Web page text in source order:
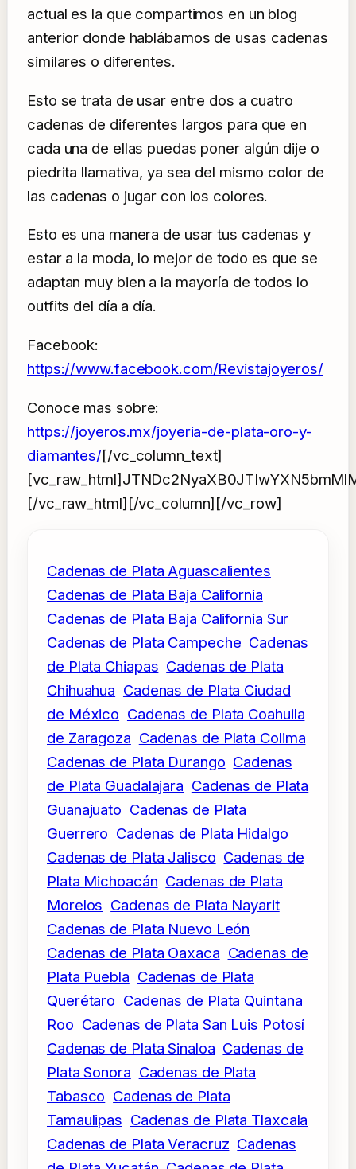
actual es la que compartimos en un blog
anterior donde hablábamos de usas cadenas
similares o diferentes.
Esto se trata de usar entre dos a cuatro
cadenas de diferentes largos para que en
cada una de ellas puedas poner algún dije o
piedrita llamativa, ya sea del mismo color de
las cadenas o jugar con los colores.
Esto es una manera de usar tus cadenas y
estar a la moda, lo mejor de todo es que se
adaptan muy bien a la mayoría de todos lo
outfits del día a día.
Facebook:
https://www.facebook.com/Revistajoyeros/
Conoce mas sobre:
https://joyeros.mx/joyeria-de-plata-oro-y-
diamantes/[/vc_column_text]
[/vc_raw_html][/vc_column][/vc_row]
Cadenas de Plata Aguascalientes
Cadenas de Plata Baja California
Cadenas de Plata Baja California Sur
Cadenas de Plata Campeche Cadenas
de Plata Chiapas Cadenas de Plata
Chihuahua Cadenas de Plata Ciudad
de México Cadenas de Plata Coahuila
de Zaragoza Cadenas de Plata Colima
Cadenas de Plata Durango Cadenas
de Plata Guadalajara Cadenas de Plata
Guanajuato Cadenas de Plata
Guerrero Cadenas de Plata Hidalgo
Cadenas de Plata Jalisco Cadenas de
Plata Michoacán Cadenas de Plata
Morelos Cadenas de Plata Nayarit
Cadenas de Plata Nuevo León
Cadenas de Plata Oaxaca Cadenas de
Plata Puebla Cadenas de Plata
Querétaro Cadenas de Plata Quintana
Roo Cadenas de Plata San Luis Potosí
Cadenas de Plata Sinaloa Cadenas de
Plata Sonora Cadenas de Plata
Tabasco Cadenas de Plata
Tamaulipas Cadenas de Plata Tlaxcala
Cadenas de Plata Veracruz Cadenas